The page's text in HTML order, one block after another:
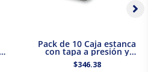
Pack de 10 Caja estanca
con tapa a presión y
conos 80x80x45 IP55
Royer WDC0808P
$346.38